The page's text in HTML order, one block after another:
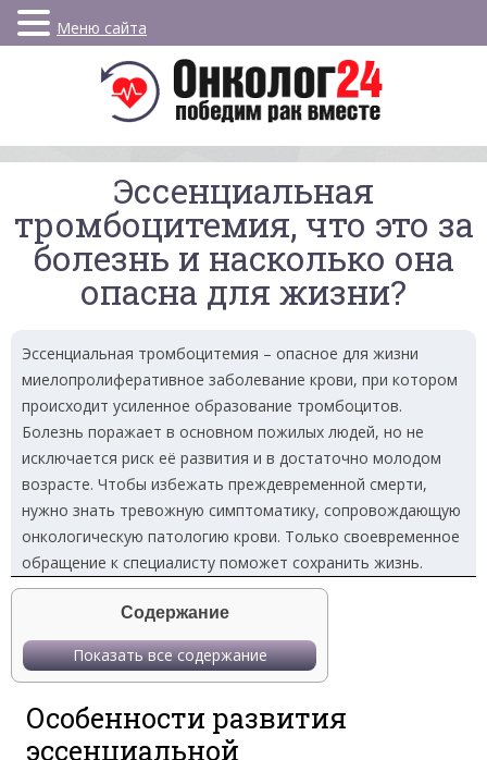
Эссенциальная
тромбоцитемия, что это за
болезнь и насколько она
опасна для жизни?
Эссенциальная тромбоцитемия – опасное для жизни
миелопролиферативное заболевание крови, при котором
происходит усиленное образование тромбоцитов.
Болезнь поражает в основном пожилых людей, но не
исключается риск её развития и в достаточно молодом
возрасте. Чтобы избежать преждевременной смерти,
нужно знать тревожную симптоматику, сопровождающую
онкологическую патологию крови. Только своевременное
обращение к специалисту поможет сохранить жизнь.
Содержание
Показать все содержание
Особенности развития
эссенциальной
Меню сайта